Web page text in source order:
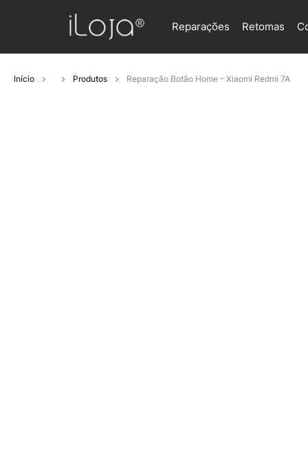
Reparações Retomas
Início Produtos Reparação Botão Home – Xiaomi Redmi 7A